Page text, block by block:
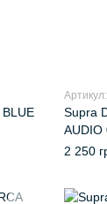
Supra
AUDIO
2 250